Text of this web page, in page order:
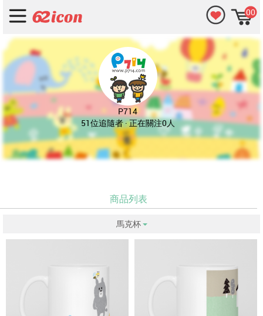
00
P714
51位追隨者 · 正在關注0人
商品列表
馬克杯